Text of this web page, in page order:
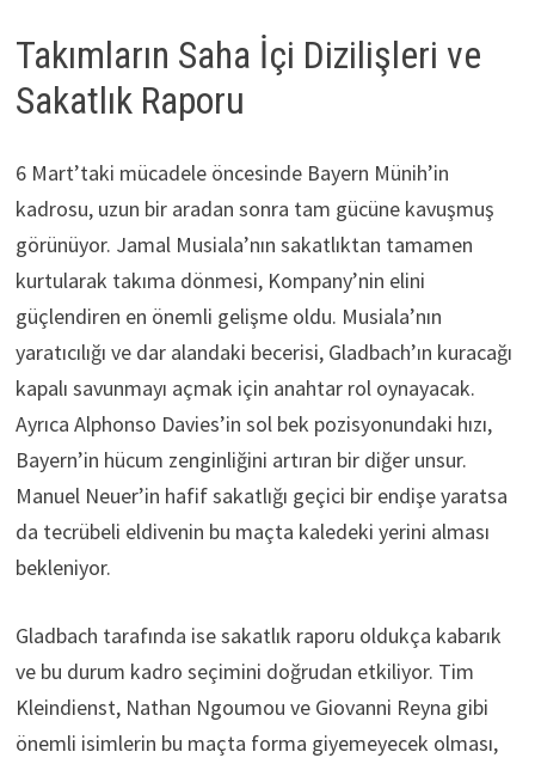
Takımların Saha İçi Dizilişleri ve
Sakatlık Raporu
6 Mart’taki mücadele öncesinde Bayern Münih’in
kadrosu, uzun bir aradan sonra tam gücüne kavuşmuş
görünüyor. Jamal Musiala’nın sakatlıktan tamamen
kurtularak takıma dönmesi, Kompany’nin elini
güçlendiren en önemli gelişme oldu. Musiala’nın
yaratıcılığı ve dar alandaki becerisi, Gladbach’ın kuracağı
kapalı savunmayı açmak için anahtar rol oynayacak.
Ayrıca Alphonso Davies’in sol bek pozisyonundaki hızı,
Bayern’in hücum zenginliğini artıran bir diğer unsur.
Manuel Neuer’in hafif sakatlığı geçici bir endişe yaratsa
da tecrübeli eldivenin bu maçta kaledeki yerini alması
bekleniyor.
Gladbach tarafında ise sakatlık raporu oldukça kabarık
ve bu durum kadro seçimini doğrudan etkiliyor. Tim
Kleindienst, Nathan Ngoumou ve Giovanni Reyna gibi
önemli isimlerin bu maçta forma giyemeyecek olması,